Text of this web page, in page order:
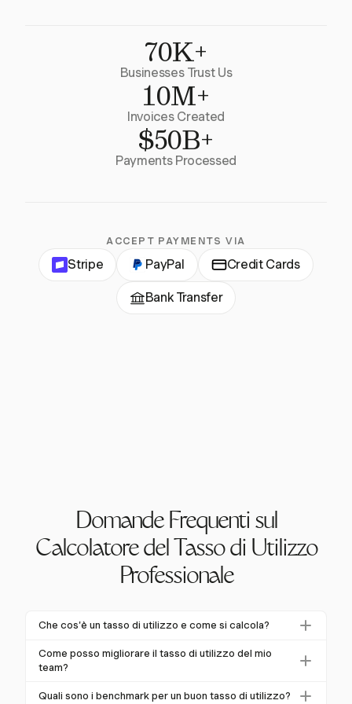
70K+
Businesses Trust Us
10M+
Invoices Created
$50B+
Payments Processed
ACCEPT PAYMENTS VIA
Stripe PayPal Credit Cards
Bank Transfer
Domande Frequenti sul
Calcolatore del Tasso di Utilizzo
Professionale
Che cos'è un tasso di utilizzo e come si calcola?
Un tasso di utilizzo misura la percentuale delle ore
lavorative disponibili di un dipendente dedicate a
ore fatturabili per le ore totali disponibili, quindi
Come posso migliorare il tasso di utilizzo del mio
team?
Migliorare i tassi di utilizzo implica bilanciare le ore
Quali sono i benchmark per un buon tasso di utilizzo?